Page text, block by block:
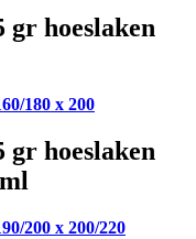
gr hoeslaken
180 x 200
gr hoeslaken
200 x 200/220